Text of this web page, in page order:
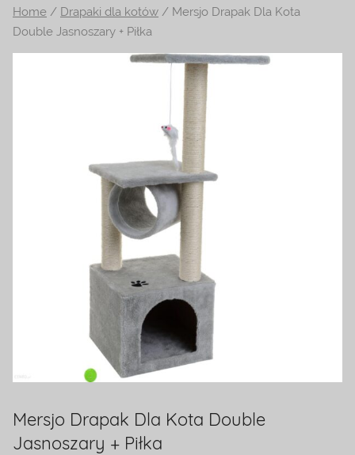
na
temat
terrarystyki
Home / Drapaki dla kotów / Mersjo Drapak Dla Kota
Double Jasnoszary + Piłka
Mersjo Drapak Dla Kota Double
Jasnoszary + Piłka